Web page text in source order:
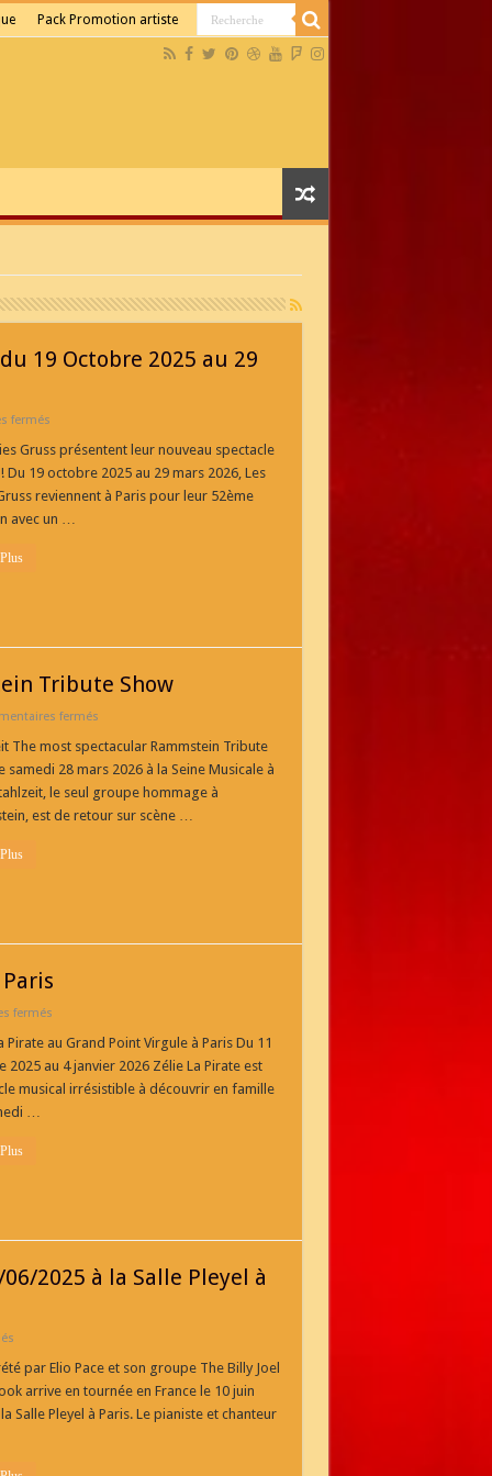
Pack Promotion artiste
19 Octobre 2025 au 29
ferméssur
Folies
Gruss
52ème
création
à
Paris
Gruss présentent leur nouveau spectacle
Du 19 octobre 2025 au 29 mars 2026, Les
reviennent à Paris pour leur 52ème
avec un …
Tribute Show
ferméssur
The
spectacular
Rammstein
Tribute
Show
The most spectacular Rammstein Tribute
samedi 28 mars 2026 à la Seine Musicale à
le seul groupe hommage à
est de retour sur scène …
ferméssur
La
au
Grand
Point
Pirate au Grand Point Virgule à Paris Du 11
2025 au 4 janvier 2026 Zélie La Pirate est
musical irrésistible à découvrir en famille
…
2025 à la Salle Pleyel à
sur
Billy
Joel
Songbook
En
concert
par Elio Pace et son groupe The Billy Joel
arrive en tournée en France le 10 juin
Salle Pleyel à Paris. Le pianiste et chanteur